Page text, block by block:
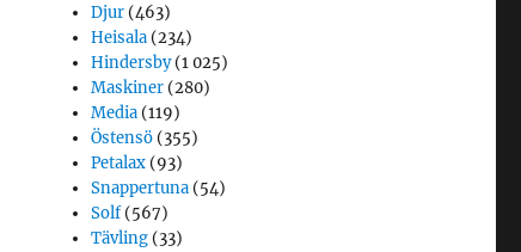
Djur (463)
Heisala (234)
Hindersby(1 025)
Maskiner (280)
Media (119)
Östensö (355)
Petalax (93)
Snappertuna (54)
Solf(567)
Tävling (33)